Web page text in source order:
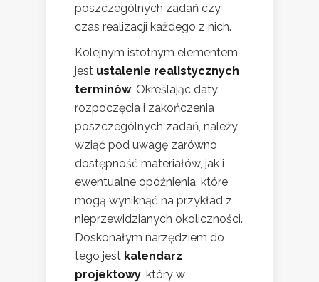
poszczególnych zadań czy
czas realizacji każdego z nich.
Kolejnym istotnym elementem
jest ustalenie realistycznych
terminów. Określając daty
rozpoczęcia i zakończenia
poszczególnych zadań, należy
wziąć pod uwagę zarówno
dostępność materiałów, jak i
ewentualne opóźnienia, które
mogą wyniknąć na przykład z
nieprzewidzianych okoliczności.
Doskonałym narzędziem do
tego jest kalendarz
projektowy , który w